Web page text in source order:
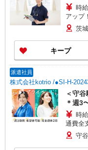
時給
アップ
茨
キープ
派遣社員
株式会社kotrio /●SI-H-
＜守
＊週3
時
通費全
守